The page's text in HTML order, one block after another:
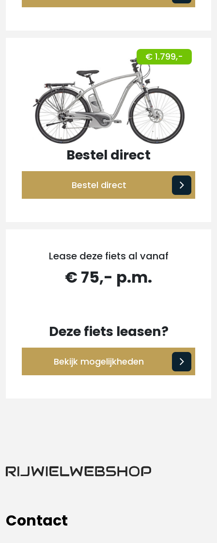
€ 1.799,-
Bestel direct
Bestel direct
Lease deze fiets al vanaf
€ 75,- p.m.
Deze fiets leasen?
Bekijk mogelijkheden
Contact